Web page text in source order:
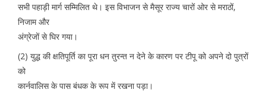
सभी पहाड़ी मार्ग सम्मिलित थे। इस विभाजन से मैसूर राज्य चारों ओर से मराठों,
निजाम और
अंग्रेजों से घिर गया।
(2) युद्ध की क्षतिपूर्ति का पूरा धन तुरन्त न देने के कारण पर टीपू को अपने दो पुत्रों
को
कार्नवालिस के पास बंधक के रूप में रखना पड़ा।